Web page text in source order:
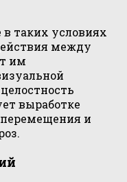
таких условиях
между
им
выработке
и